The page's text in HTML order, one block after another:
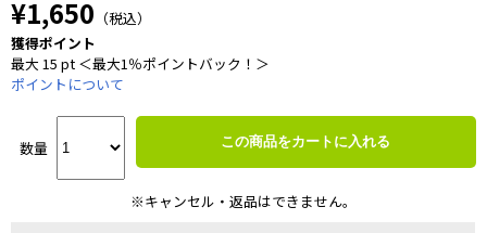
¥1,650 （税込）
獲得ポイント
最大 15 pt ＜最大1％ポイントバック！＞
ポイントについて
数量 この商品をカートに入れる
※キャンセル・返品はできません。